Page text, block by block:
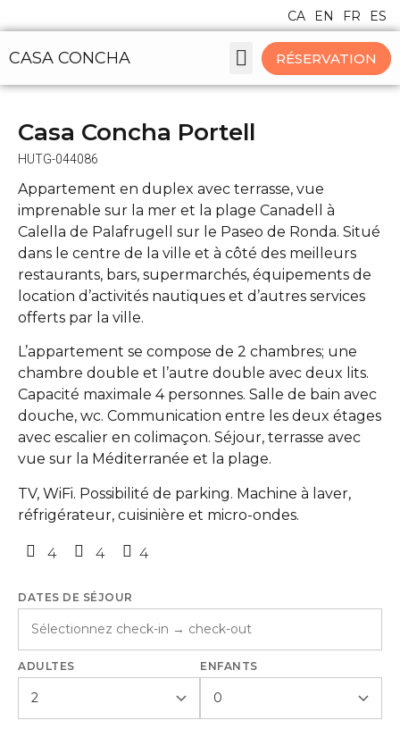
CA EN FR ES
CASA CONCHA RÉSERVATION
Casa Concha Portell
HUTG-044086
Appartement en duplex avec terrasse, vue
imprenable sur la mer et la plage Canadell à
Calella de Palafrugell sur le Paseo de Ronda. Situé
dans le centre de la ville et à côté des meilleurs
restaurants, bars, supermarchés, équipements de
location d’activités nautiques et d’autres services
offerts par la ville.
L’appartement se compose de 2 chambres; une
chambre double et l’autre double avec deux lits.
Capacité maximale 4 personnes. Salle de bain avec
douche, wc. Communication entre les deux étages
avec escalier en colimaçon. Séjour, terrasse avec
vue sur la Méditerranée et la plage.
TV, WiFi. Possibilité de parking. Machine à laver,
réfrigérateur, cuisinière et micro-ondes.
4 4 4
DATES DE SÉJOUR
ADULTES ENFANTS